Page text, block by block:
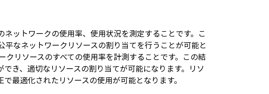
ットワークの使用率、使用状況を測定することです。こ
なネットワークリソースの割り当てを行うことが可能と
リソースのすべての使用率を計測することです。この結
き、適切なリソースの割り当てが可能になります。リソ
最適化されたリソースの使用が可能となります。